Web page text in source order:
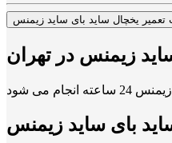
یخچال ساید بای ساید زیمنس
زیمنس در تهران
بای ساید زیمنس